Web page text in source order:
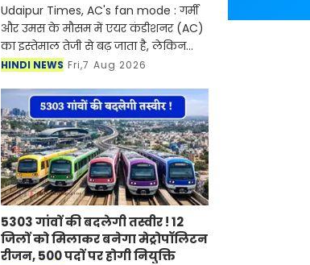
Udaipur Times, AC's fan mode : गर्मी
और उमस के मौसम में एयर कंडीशनर (AC)
का इस्तेमाल तेजी से बढ़ जाता है, लेकिन
इसके साथ बिजली का बिल भी काफी बढ़
कम करने के लिए A
HINDI NEWS Fri,7 Aug 2026
5303 गांवों की बदलेगी तस्वीर ! 12
जिलों को मिलाकर बनेगा मेट्रोपॉलिटन
रीजन, 500 पदों पर होगी नियुक्ति